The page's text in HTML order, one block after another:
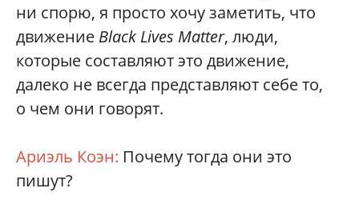
ни спорю, я просто хочу заметить, что
движение Black Lives Matter, люди,
которые составляют это движение,
далеко не всегда представляют себе то,
о чем они говорят.
Ариэль Коэн: Почему тогда они это
пишут?